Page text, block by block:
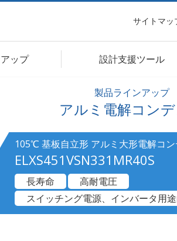
サイトマッ
ップ 設計支援ツール
製品ラインアップ
アルミ電解コン
105℃ 基板自立形 アルミ大形電解コ
ELXS451VSN331MR40S
長寿命
高耐電圧
スイッチング電源、インバータ用